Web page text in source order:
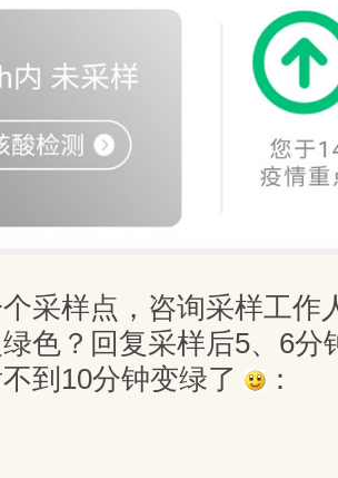
采样点，咨询采样工作
色？回复采样后5、6分
到10分钟变绿了
：